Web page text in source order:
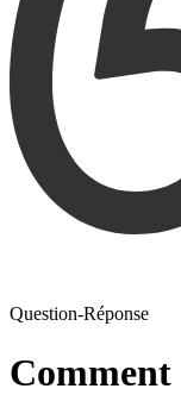
Question-Réponse